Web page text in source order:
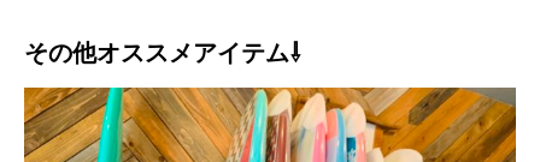
その他オススメアイテム⇩